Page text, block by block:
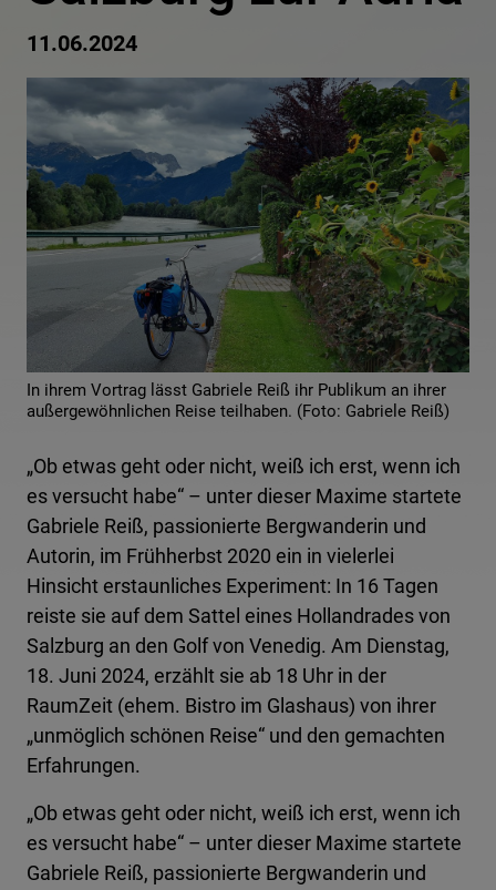
11.06.2024
In ihrem Vortrag lässt Gabriele Reiß ihr Publikum an ihrer
außergewöhnlichen Reise teilhaben. (Foto: Gabriele Reiß)
„Ob etwas geht oder nicht, weiß ich erst, wenn ich
es versucht habe“ – unter dieser Maxime startete
Gabriele Reiß, passionierte Bergwanderin und
Autorin, im Frühherbst 2020 ein in vielerlei
Hinsicht erstaunliches Experiment: In 16 Tagen
reiste sie auf dem Sattel eines Hollandrades von
Salzburg an den Golf von Venedig. Am Dienstag,
18. Juni 2024, erzählt sie ab 18 Uhr in der
RaumZeit (ehem. Bistro im Glashaus) von ihrer
„unmöglich schönen Reise“ und den gemachten
Erfahrungen.
„Ob etwas geht oder nicht, weiß ich erst, wenn ich
es versucht habe“ – unter dieser Maxime startete
Gabriele Reiß, passionierte Bergwanderin und